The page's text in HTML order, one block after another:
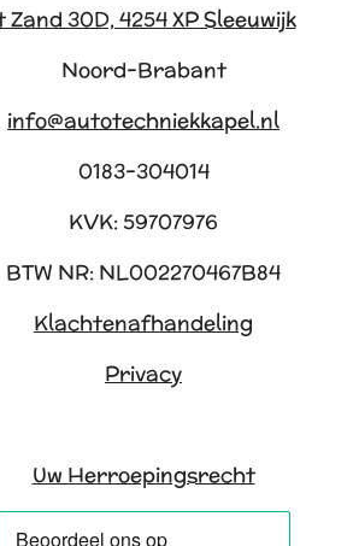
Zand 30D, 4254 XP Sleeuwijk
Noord-Brabant
info@autotechniekkapel.nl
0183-304014
KVK: 59707976
BTW NR: NL002270467B84
Klachtenafhandeling
Privacy
Uw Herroepingsrecht